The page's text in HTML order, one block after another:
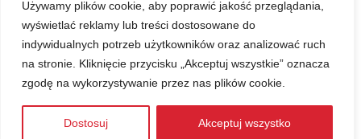
Używamy plików cookie, aby poprawić jakość przeglądania,
wyświetlać reklamy lub treści dostosowane do
indywidualnych potrzeb użytkowników oraz analizować ruch
na stronie. Kliknięcie przycisku „Akceptuj wszystkie” oznacza
zgodę na wykorzystywanie przez nas plików cookie.
Dostosuj Akceptuj wszystko
konsultanta amerykańskiego programu zarządzania przez cele Best